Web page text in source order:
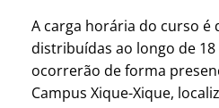
A carga horária do curso é
distribuídas ao longo de 18
ocorrerão de forma
Campus Xique-Xique,